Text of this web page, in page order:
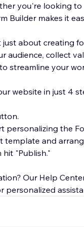
you're looking
Builder makes it
just about creating
audience, collect
streamline your
website in just 4
personalizing the
template and
hit "Publish."
Our Help
personalized